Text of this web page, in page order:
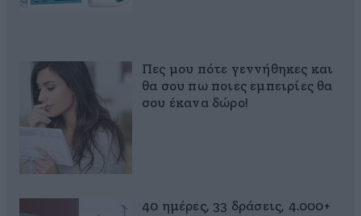
Πες μου πότε γεννήθηκες και
θα σου πω ποιες εμπειρίες θα
σου έκανα δώρο!
40 ημέρες, 33 δράσεις, 4.000+